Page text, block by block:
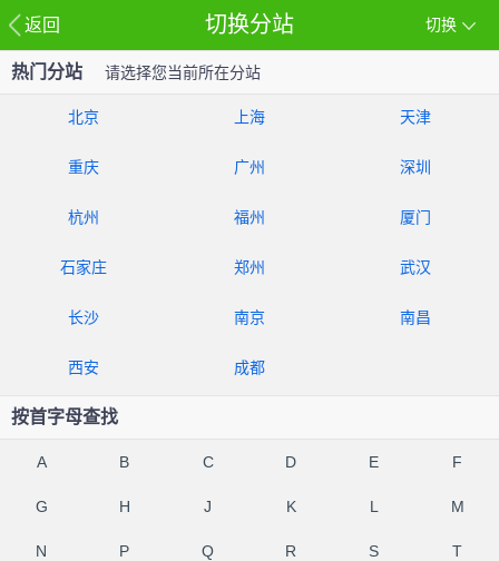
返回 切换
切换分站
热门分站 请选择您当前所在分站
北京 上海 天津
重庆 广州 深圳
杭州 福州 厦门
石家庄 郑州 武汉
长沙 南京 南昌
西安 成都
按首字母查找
A B C D E F
G H J K L M
N P Q R S T